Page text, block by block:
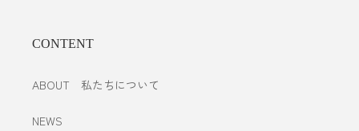
CONTENT
ABOUT 私たちについて
NEWS